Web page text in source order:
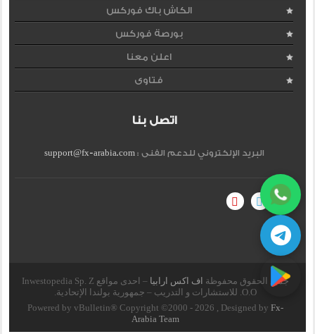
الكاش باك فوركس
بورصة فوركس
اعلن معنا
فتاوى
اتصل بنا
البريد الإلكتروني للدعم الفنى :support@fx-arabia.com
جميع الحقوق محفوظة اف اكس ارابيا
– احدى مواقع Inwestopedia Sp. Z
O.O. للاستشارات و التدريب – جمهورية بولندا الإتحادية.
Powered by vBulletin® Copyright ©2000 - 2026 , Designed byFx-
Arabia Team